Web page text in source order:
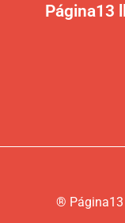
Página13
® Página13